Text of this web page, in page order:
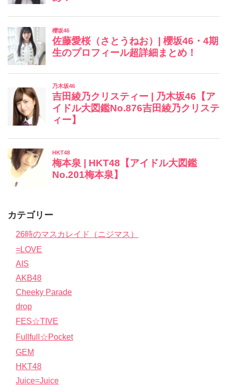
カテゴリー
26時のマスカレイド（ニジマス）
=LOVE
AIS
AKB48
Cheeky Parade
drop
FES☆TIVE
Fullfull☆Pocket
GEM
HKT48
Juice=Juice